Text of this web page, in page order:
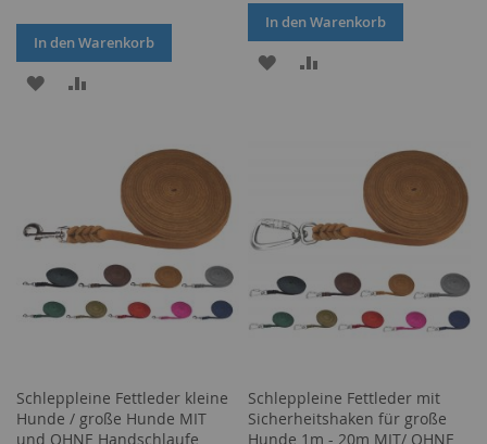
In den Warenkorb
ZUR
HINZUFÜGEN
HINZUFÜGEN
In den Warenkorb
ZUR
Schleppleine Fettleder kleine
Hunde / große Hunde MIT
und OHNE Handschlaufe
Schleppleine Fettleder mit
Sicherheitshaken für große
Hunde 1m - 20m MIT/ OHNE